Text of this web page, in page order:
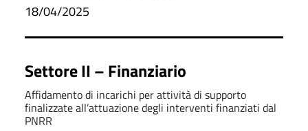
18/04/2025
Settore II – Finanziario
Affidamento di incarichi per attività di supporto
finalizzate all’attuazione degli interventi finanziati dal
PNRR